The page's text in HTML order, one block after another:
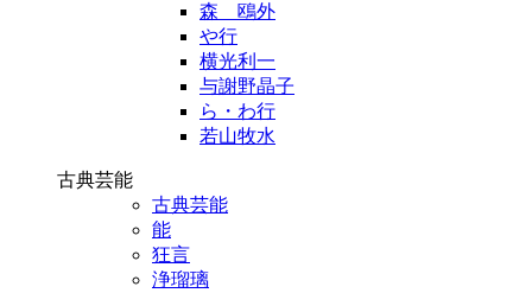
森 鴎外
や行
横光利一
与謝野晶子
ら・わ行
若山牧水
古典芸能
古典芸能
能
狂言
浄瑠璃